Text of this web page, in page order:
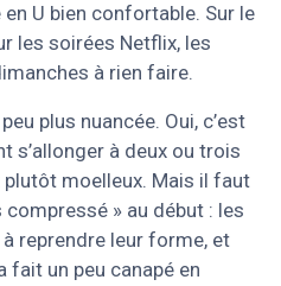
U bien confortable. Sur le
les soirées Netflix, les
à rien faire.
plus nuancée. Oui, c’est
s’allonger à deux ou trois
plutôt moelleux. Mais il faut
» au début : les
reprendre leur forme, et
fait un peu canapé en